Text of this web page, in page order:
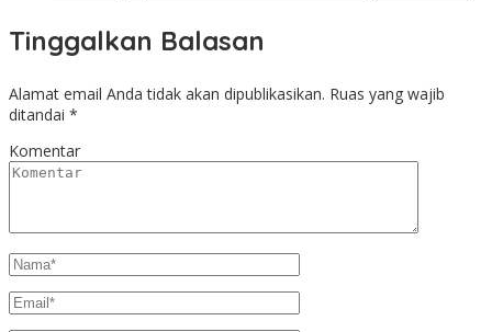
Tinggalkan Balasan
Alamat email Anda tidak akan dipublikasikan. Ruas yang wajib
ditandai *
Komentar